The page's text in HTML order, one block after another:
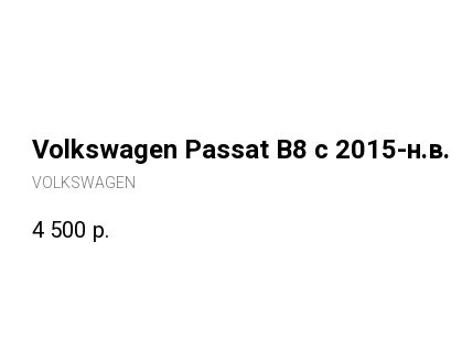
Volkswagen Passat B8 с 2015-н.в.
VOLKSWAGEN
4 500 р.